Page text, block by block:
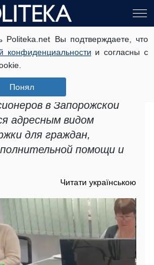
Politeka.net Вы подтверждаете, что
конфиденциальности и согласны с
Понял
в
кто может
в Запорожской
адресным видом
для граждан,
помощи и
Читати українською